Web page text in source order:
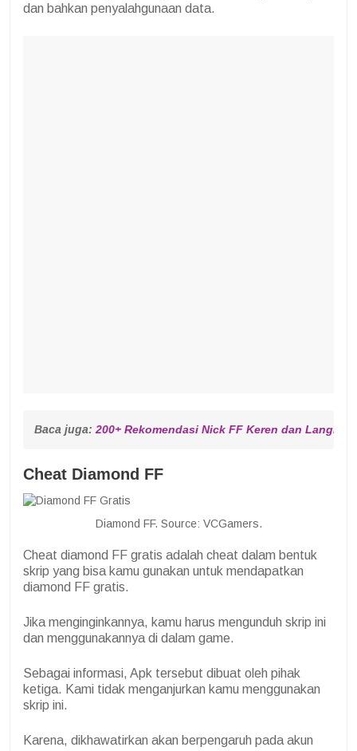
dan bahkan penyalahgunaan data.
Baca juga: 200+ Rekomendasi Nick FF Keren dan Langka
Cheat Diamond FF
Diamond FF. Source: VCGamers.
Cheat diamond FF gratis adalah cheat dalam bentuk
skrip yang bisa kamu gunakan untuk mendapatkan
diamond FF gratis.
Jika menginginkannya, kamu harus mengunduh skrip ini
dan menggunakannya di dalam game.
Sebagai informasi, Apk tersebut dibuat oleh pihak
ketiga. Kami tidak menganjurkan kamu menggunakan
skrip ini.
Karena, dikhawatirkan akan berpengaruh pada akun